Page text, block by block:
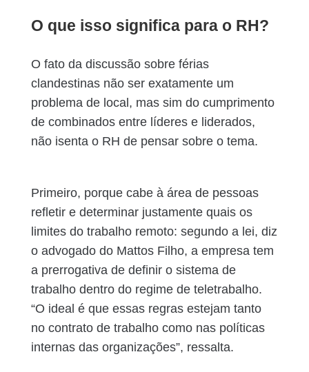
O que isso significa para o RH?
O fato da discussão sobre férias
clandestinas não ser exatamente um
problema de local, mas sim do cumprimento
de combinados entre líderes e liderados,
não isenta o RH de pensar sobre o tema.
Primeiro, porque cabe à área de pessoas
refletir e determinar justamente quais os
limites do trabalho remoto: segundo a lei, diz
o advogado do Mattos Filho, a empresa tem
a prerrogativa de definir o sistema de
trabalho dentro do regime de teletrabalho.
“O ideal é que essas regras estejam tanto
no contrato de trabalho como nas políticas
internas das organizações”, ressalta.